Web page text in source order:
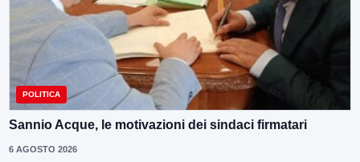
POLITICA
Sannio Acque, le motivazioni dei sindaci firmatari
6 AGOSTO 2026